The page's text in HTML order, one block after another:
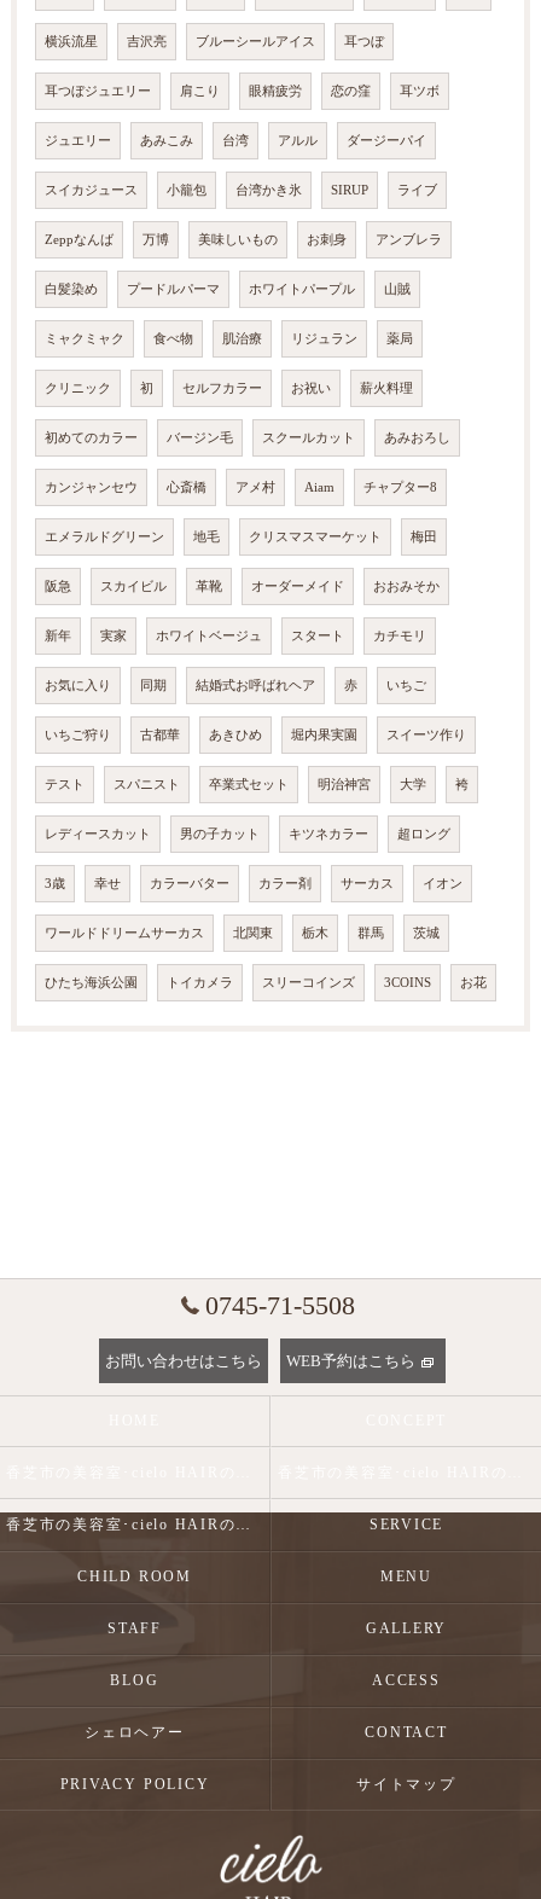
横浜流星 吉沢亮 ブルーシールアイス 耳つぼ
耳つぼジュエリー 肩こり 眼精疲労 恋の窪 耳ツボ
ジュエリー あみこみ 台湾 アルル ダージーパイ
スイカジュース 小籠包 台湾かき氷 SIRUP ライブ
Zeppなんば 万博 美味しいもの お刺身 アンブレラ
白髪染め プードルパーマ ホワイトパープル 山賊
ミャクミャク 食べ物 肌治療 リジュラン 薬局
クリニック 初 セルフカラー お祝い 薪火料理
初めてのカラー バージン毛 スクールカット あみおろし
カンジャンセウ 心斎橋 アメ村 Aiam チャプター8
エメラルドグリーン 地毛 クリスマスマーケット 梅田
阪急 スカイビル 革靴 オーダーメイド おおみそか
新年 実家 ホワイトベージュ スタート カチモリ
お気に入り 同期 結婚式お呼ばれヘア 赤 いちご
いちご狩り 古都華 あきひめ 堀内果実園 スイーツ作り
テスト スパニスト 卒業式セット 明治神宮 大学 袴
レディースカット 男の子カット キツネカラー 超ロング
3歳 幸せ カラーバター カラー剤 サーカス イオン
ワールドドリームサーカス 北関東 栃木 群馬 茨城
ひたち海浜公園 トイカメラ スリーコインズ 3COINS お花
0745-71-5508
お問い合わせはこちら WEB予約はこちら
香芝市の美容室･cielo HAIRのお客様の声 SERVICE
CHILD ROOM MENU
STAFF GALLERY
BLOG ACCESS
シェロヘアー CONTACT
PRIVACY POLICY サイトマップ